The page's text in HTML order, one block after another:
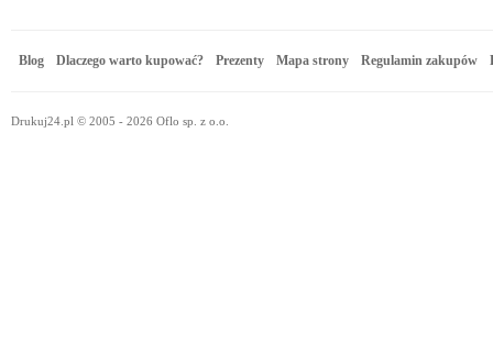
Blog Dlaczego warto kupować? Prezenty Mapa strony Regulamin zakupów
Drukuj24.pl © 2005 - 2026 Oflo sp. z o.o.